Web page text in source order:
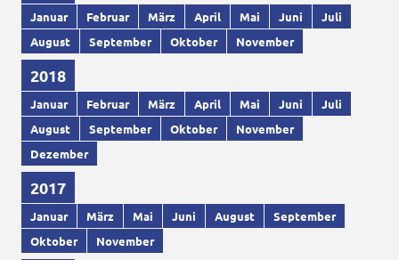
Januar Februar März April Mai Juni
Juli
August
September Oktober November
2018
Januar Februar März April Mai Juni
Juli
August
September Oktober
November
Dezember
2017
Januar März Mai Juni August
September
Oktober
November